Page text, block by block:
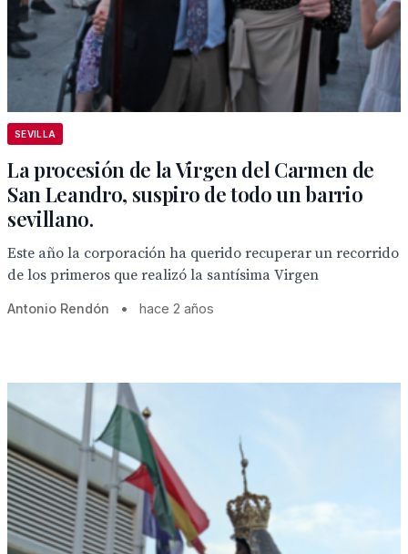
SEVILLA
La procesión de la Virgen del Carmen de
San Leandro, suspiro de todo un barrio
sevillano.
Este año la corporación ha querido recuperar un recorrido
de los primeros que realizó la santísima Virgen
Antonio Rendón • hace 2 años